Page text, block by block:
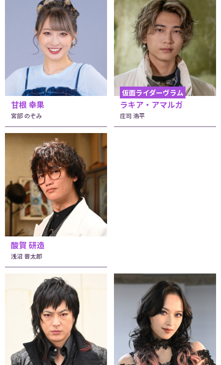
甘根 幸果
宮部 のぞみ
仮面ライダーヴラム
ラキア・アマルガ
庄司 浩平
酸賀 研造
浅沼 晋太郎